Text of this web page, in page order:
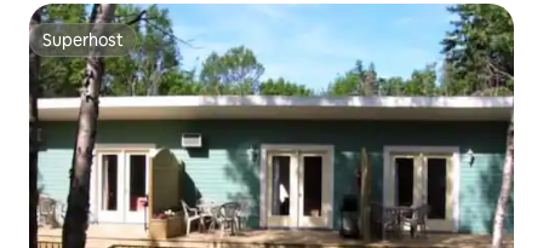
Superhost
Superhost